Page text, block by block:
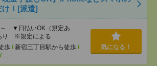
け！[派遣]
～ ▼日払いOK（規定あ
り ※規定による
歩 / 新宿三丁目駅から徒歩 /
/ …
気になる！